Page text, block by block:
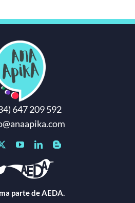
647 209 592
parte de AEDA.